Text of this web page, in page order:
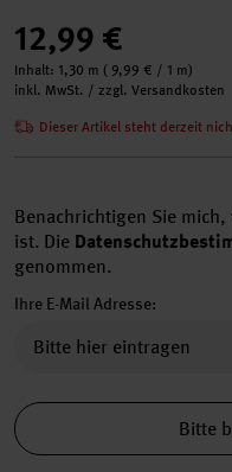
12,99 €
Inhalt: 1,30 m ( 9,99 € / 1 m)
inkl. MwSt. / zzgl. Versandkosten
Dieser Artikel steht derzeit
Benachrichtigen Sie
ist. Die
genommen.
Ihre E-Mail Adresse:
Bitte